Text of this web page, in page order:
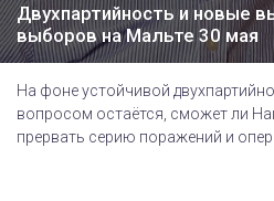
Двухпартийность и новые
выборов на Мальте 30 мая
На фоне устойчивой
вопросом остаётся, сможет ли
прервать серию поражений и